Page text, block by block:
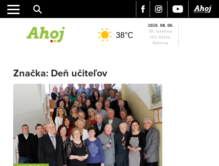
MESTO
REGIÓN
ŠPORT
KULTÚRA
FOTKY
VIDEO
MIX
38°C
2026. 08. 06.
SK: Jozefína
HU: Berta,
Bettina
Značka: Deň učiteľov